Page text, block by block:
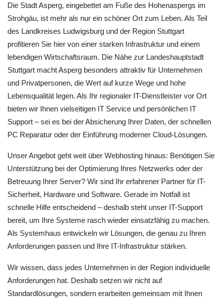
Die Stadt Asperg, eingebettet am Fuße des Hohenaspergs im
Strohgäu, ist mehr als nur ein schöner Ort zum Leben. Als Teil
des Landkreises Ludwigsburg und der Region Stuttgart
profitieren Sie hier von einer starken Infrastruktur und einem
lebendigen Wirtschaftsraum. Die Nähe zur Landeshauptstadt
Stuttgart macht Asperg besonders attraktiv für Unternehmen
und Privatpersonen, die Wert auf kurze Wege und hohe
Lebensqualität legen. Als Ihr regionaler IT-Dienstleister vor Ort
bieten wir Ihnen vielseitigen IT Service und persönlichen IT
Support – sei es bei der Absicherung Ihrer Daten, der schnellen
PC Reparatur oder der Einführung moderner Cloud-Lösungen.
Unser Angebot geht weit über Webhosting hinaus: Benötigen Sie
Unterstützung bei der Optimierung Ihres Netzwerks oder der
Betreuung Ihrer Server? Wir sind Ihr erfahrener Partner für IT-
Sicherheit, Hardware und Software. Gerade im Notfall ist
schnelle Hilfe entscheidend – deshalb steht unser IT-Support
bereit, um Ihre Systeme rasch wieder einsatzfähig zu machen.
Als Systemhaus entwickeln wir Lösungen, die genau zu Ihren
Anforderungen passen und Ihre IT-Infrastruktur stärken.
Wir wissen, dass jedes Unternehmen in der Region individuelle
Anforderungen hat. Deshalb setzen wir nicht auf
Standardlösungen, sondern erarbeiten gemeinsam mit Ihnen